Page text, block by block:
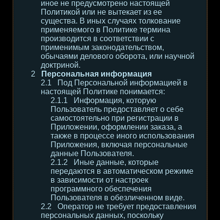
иное не предусмотрено настоящей
Политикой или не вытекает из ее
существа. В иных случаях толкование
применяемого в Политике термина
производится в соответствии с
применимым законодательством,
обычаями делового оборота, или научной
доктриной.
Персональная информация
Под Персональной информацией в
настоящей Политике понимается:
Информация, которую
Пользователь предоставляет о себе
самостоятельно при регистрации в
Приложении, оформлении заказа, а
также в процессе иного использования
Приложения, включая персональные
данные Пользователя.
Иные данные, которые
передаются в автоматическом режиме
в зависимости от настроек
программного обеспечения
Пользователя в обезличенном виде.
Оператор не требует предоставления
персональных данных, поскольку